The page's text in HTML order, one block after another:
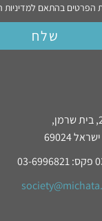
הפרטים בהתאם למדיניות
שלח
69024